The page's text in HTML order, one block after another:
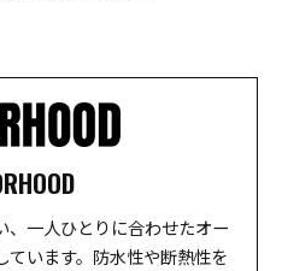
、一人ひとりに合わせたオー
ています。防水性や断熱性を